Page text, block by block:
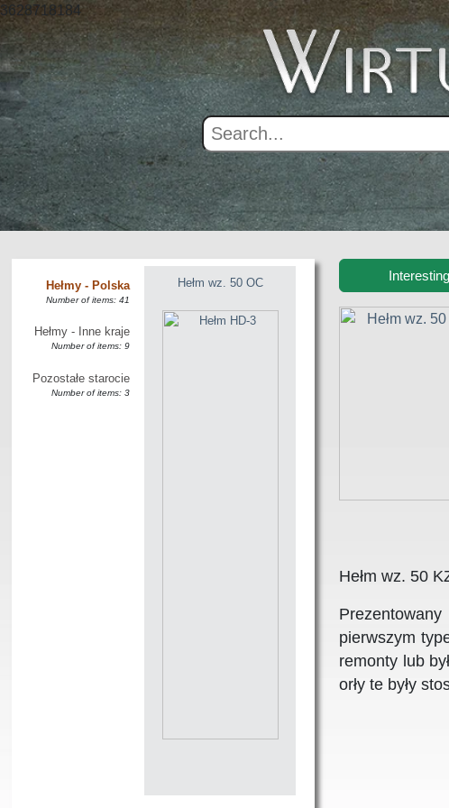
3628718184
Hełmy - Polska
Number of items: 41
Hełmy - Inne kraje
Number of items: 9
Pozostałe starocie
Number of items: 3
Hełm wz. 50 OC
Hełm wz. 50
pierwszym
remonty lub
orły te były